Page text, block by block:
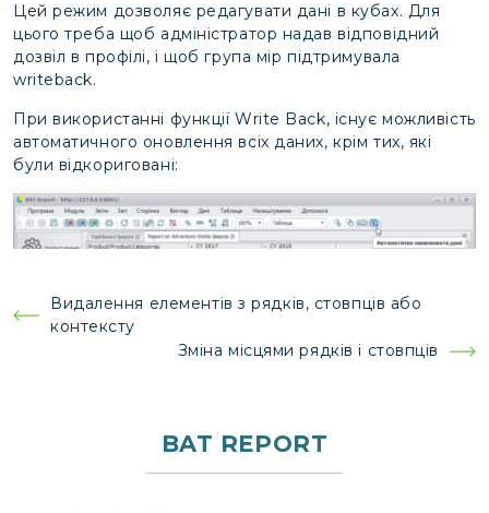
Цей режим дозволяє редагувати дані в кубах. Для
цього треба щоб адміністратор надав відповідний
дозвіл в профілі, і щоб група мір підтримувала
writeback.
При використанні функції Write Back, існує можливість
автоматичного оновлення всіх даних, крім тих, які
були відкориговані:
Навігація
записів
Видалення елементів з рядків, стовпців або
контексту
Зміна місцями рядків і стовпців
BAT REPORT